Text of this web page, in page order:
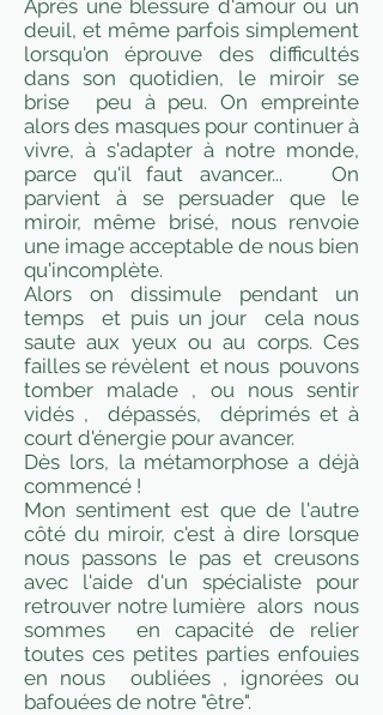
Après une blessure d'amour ou un
deuil, et même parfois simplement
lorsqu'on éprouve des difficultés
dans son quotidien, le miroir se
brise peu à peu. On empreinte
alors des masques pour continuer à
vivre, à s'adapter à notre monde,
parce qu'il faut avancer... On
parvient à se persuader que le
miroir, même brisé, nous renvoie
une image acceptable de nous bien
qu'incomplète.
Alors on dissimule pendant un
temps et puis un jour cela nous
saute aux yeux ou au corps. Ces
failles se révèlent et nous pouvons
tomber malade , ou nous sentir
vidés , dépassés, déprimés et à
court d'énergie pour avancer.
Dès lors, la métamorphose a déjà
commencé !
Mon sentiment est que de l'autre
côté du miroir, c'est à dire lorsque
nous passons le pas et creusons
avec l'aide d'un spécialiste pour
retrouver notre lumière alors nous
sommes en capacité de relier
toutes ces petites parties enfouies
en nous oubliées , ignorées ou
bafouées de notre "être".